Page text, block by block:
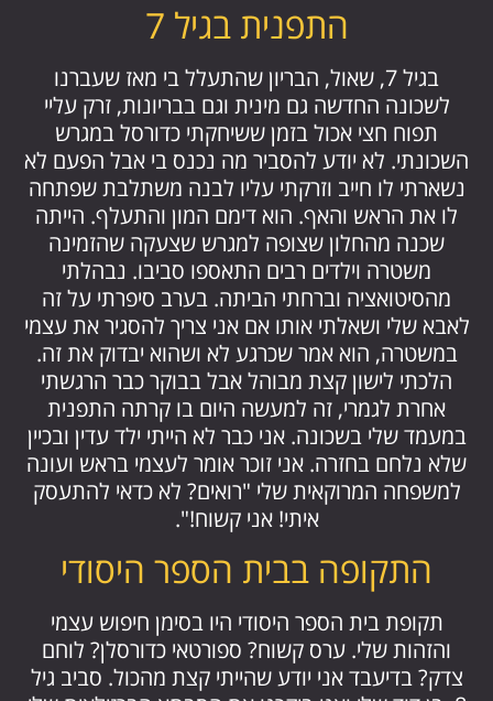
התפנית בגיל 7
בגיל 7, שאול, הבריון שהתעלל בי מאז שעברנו
לשכונה החדשה גם מינית וגם בבריונות, זרק עליי
תפוח חצי אכול בזמן ששיחקתי כדורסל במגרש
השכונתי. לא יודע להסביר מה נכנס בי אבל הפעם לא
נשארתי לו חייב וזרקתי עליו לבנה משתלבת שפתחה
לו את הראש והאף. הוא דימם המון והתעלף. הייתה
שכנה מהחלון שצופה למגרש שצעקה שהזמינה
משטרה וילדים רבים התאספו סביבו. נבהלתי
מהסיטואציה וברחתי הביתה. בערב סיפרתי על זה
לאבא שלי ושאלתי אותו אם אני צריך להסגיר את עצמי
במשטרה, הוא אמר שכרגע לא ושהוא יבדוק את זה.
הלכתי לישון קצת מבוהל אבל בבוקר כבר הרגשתי
אחרת לגמרי, זה למעשה היום בו קרתה התפנית
במעמד שלי בשכונה. אני כבר לא הייתי ילד עדין ובכיין
שלא נלחם בחזרה. אני זוכר אומר לעצמי בראש ועונה
למשפחה המרוקאית שלי "רואים? לא כדאי להתעסק
איתי! אני קשוח!".
התקופה בבית הספר היסודי
תקופת בית הספר היסודי היו בסימן חיפוש עצמי
והזהות שלי. ערס קשוח? ספורטאי כדורסלן? לוחם
צדק? בדיעבד אני יודע שהייתי קצת מהכול. סביב גיל